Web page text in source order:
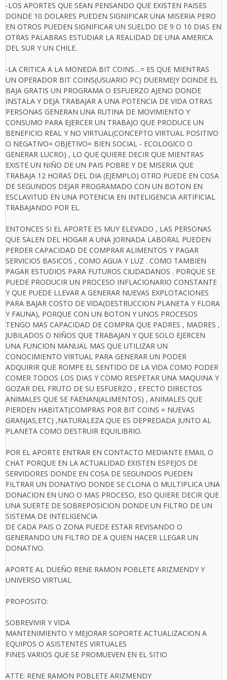
-LOS APORTES QUE SEAN PENSANDO QUE EXISTEN PAISES
DONDE 10 DOLARES PUEDEN SIGNIFICAR UNA MISERIA PERO
EN OTROS PUEDEN SIGNIFICAR UN SUELDO DE 9 O 10 DIAS EN
OTRAS PALABRAS ESTUDIAR LA REALIDAD DE UNA AMERICA
DEL SUR Y UN CHILE.
-LA CRITICA A LA MONEDA BIT COINS....= ES QUE MIENTRAS
UN OPERADOR BIT COINS(USUARIO PC) DUERME(Y DONDE EL
BAJA GRATIS UN PROGRAMA O ESFUERZO AJENO DONDE
INSTALA Y DEJA TRABAJAR A UNA POTENCIA DE VIDA OTRAS
PERSONAS GENERAN UNA RUTINA DE MOVIMIENTO Y
CONSUMO PARA EJERCER UN TRABAJO QUE PRODUCE UN
BENEFICIO REAL Y NO VIRTUAL(CONCEPTO VIRTUAL POSITIVO
O NEGATIVO= OBJETIVO= BIEN SOCIAL - ECOLOGICO O
GENERAR LUCRO) , LO QUE QUIERE DECIR QUE MIENTRAS
EXISTE UN NIÑO DE UN PAIS POBRE Y DE MISERIA QUE
TRABAJA 12 HORAS DEL DIA (EJEMPLO) OTRO PUEDE EN COSA
DE SEGUNDOS DEJAR PROGRAMADO CON UN BOTON EN
ESCLAVITUD EN UNA POTENCIA EN INTELIGENCIA ARTIFICIAL
TRABAJANDO POR EL.
ENTONCES SI EL APORTE ES MUY ELEVADO , LAS PERSONAS
QUE SALEN DEL HOGAR A UNA JORNADA LABORAL PUEDEN
PERDER CAPACIDAD DE COMPRAR ALIMENTOS Y PAGAR
SERVICIOS BASICOS , COMO AGUA Y LUZ . COMO TAMBIEN
PAGAR ESTUDIOS PARA FUTUROS CIUDADANOS . PORQUE SE
PUEDE PRODUCIR UN PROCESO INFLACIONARIO CONSTANTE
Y QUE PUEDE LLEVAR A GENERAR NUEVAS EXPLOTACIONES
PARA BAJAR COSTO DE VIDA(DESTRUCCION PLANETA Y FLORA
Y FAUNA), PORQUE CON UN BOTON Y UNOS PROCESOS
TENGO MAS CAPACIDAD DE COMPRA QUE PADRES , MADRES ,
JUBILADOS O NIÑOS QUE TRABAJAN Y QUE SOLO EJERCEN
UNA FUNCION MANUAL MAS QUE UTILIZAR UN
CONOCIMIENTO VIRTUAL PARA GENERAR UN PODER
ADQUIRIR QUE ROMPE EL SENTIDO DE LA VIDA COMO PODER
COMER TODOS LOS DIAS Y COMO RESPETAR UNA MAQUINA Y
GOZAR DEL FRUTO DE SU ESFUERZO , EFECTO DIRECTOS
ANIMALES QUE SE FAENAN(ALIMENTOS) , ANIMALES QUE
PIERDEN HABITAT(COMPRAS POR BIT COINS = NUEVAS
GRANJAS,ETC) ,NATURALEZA QUE ES DEPREDADA JUNTO AL
PLANETA COMO DESTRUIR EQUILIBRIO.
POR EL APORTE ENTRAR EN CONTACTO MEDIANTE EMAIL O
CHAT PORQUE EN LA ACTUALIDAD EXISTEN ESPEJOS DE
SERVIDORES DONDE EN COSA DE SEGUNDOS PUEDEN
FILTRAR UN DONATIVO DONDE SE CLONA O MULTIPLICA UNA
DONACION EN UNO O MAS PROCESO, ESO QUIERE DECIR QUE
UNA SUERTE DE SOBREPOSICION DONDE UN FILTRO DE UN
SISTEMA DE INTELIGENCIA
DE CADA PAIS O ZONA PUEDE ESTAR REVISANDO O
GENERANDO UN FILTRO DE A QUIEN HACER LLEGAR UN
DONATIVO.
APORTE AL DUEÑO RENE RAMON POBLETE ARIZMENDY Y
UNIVERSO VIRTUAL
PROPOSITO:
SOBREVIVIR Y VIDA
MANTENIMIENTO Y MEJORAR SOPORTE ACTUALIZACION A
EQUIPOS O ASISTENTES VIRTUALES
FINES VARIOS QUE SE PROMUEVEN EN EL SITIO
ATTE: RENE RAMON POBLETE ARIZMENDY